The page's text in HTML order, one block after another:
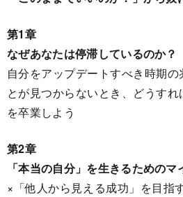
第1章
なぜあなたは停滞しているのか？
自分をアップデートすべき時期
とが見つからないとき、どうす
を卒業しよう
第2章
「本当の自分」を生きるためのマ
×「他人から見える成功」を目